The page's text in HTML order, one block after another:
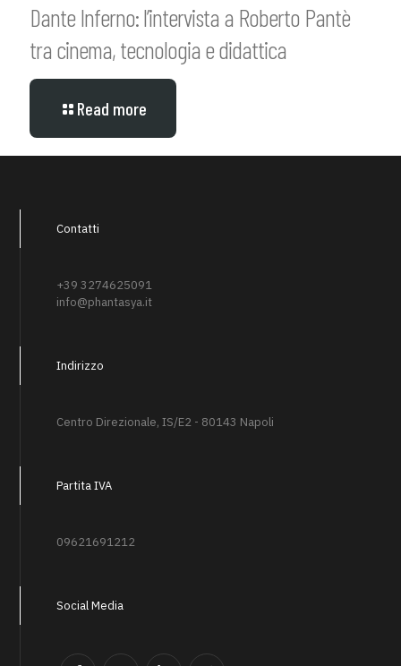
Dante Inferno: l’intervista a Roberto Pantè
tra cinema, tecnologia e didattica
Read more
Contatti
+39 3274625091
info@phantasya.it
Indirizzo
Centro Direzionale, IS/E2 - 80143 Napoli
Partita IVA
09621691212
Social Media